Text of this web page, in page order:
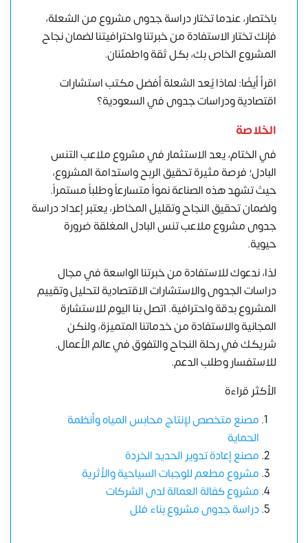
باختصار، عندما تختار دراسة جدوى مشروع من الشعلة،
فإنك تختار الاستفادة من خبرتنا واحترافيتنا لضماننجاح
المشروعالخاص بك، بكل ثقة واطمئنان.
اقرأ أيضًا: لماذا يُعدُّ الشعلة أفضل مكتب استشارات
اقتصادية ودراسات جدوى في السعودية؟
الخلاصة
في الختام، يعد الاستثمار في مشروع ملاعب التنس
البادل؛ فرصة مثيرة تحقيق الربح واستدامة المشروع،
حيث تشهد هذه الصناعة نمواً متسارعاً وطلباً مستمراً.
ولضمان تحقيق النجاح وتقليل المخاطر، يعتبر إعداد دراسة
جدوى مشروع ملاعب تنس البادل المغلقة ضرورة
حيوية.
لذا، ندعوك للاستفادة من خبرتنا الواسعة في مجال
دراسات الجدوى والاستشارات الاقتصادية لتحليل وتقييم
المشروع بدقة واحترافية. اتصل بنا اليوم للاستشارة
المجانية والاستفادة من خدماتنا المتميزة، ولنكن
شريكك في رحلة النجاح والتفوق في عالم الأعمال.
للاستفسار وطلب الدعم.
الأكثر قراءة
مصنع متخصص لإنتاج محابس المياه وأنظمة
الحماية
مصنع إعادة تدوير الحديد الخردة
مشروع مطعم للوجبات السياحية والأثرية
مشروع كفالة العمالة لدى الشركات
دراسة جدوى مشروع بناء فلل